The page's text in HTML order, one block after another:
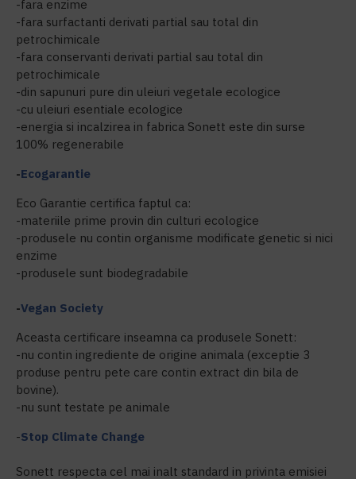
-fara enzime
-fara surfactanti derivati partial sau total din
petrochimicale
-fara conservanti derivati partial sau total din
petrochimicale
-din sapunuri pure din uleiuri vegetale ecologice
-cu uleiuri esentiale ecologice
-energia si incalzirea in fabrica Sonett este din surse
100% regenerabile
-Ecogarantie
Eco Garantie certifica faptul ca:
-materiile prime provin din culturi ecologice
-produsele nu contin organisme modificate genetic si nici
enzime
-produsele sunt biodegradabile
-Vegan Society
Aceasta certificare inseamna ca produsele Sonett:
-nu contin ingrediente de origine animala (exceptie 3
produse pentru pete care contin extract din bila de
bovine).
-nu sunt testate pe animale
-Stop Climate Change
Sonett respecta cel mai inalt standard in privinta emisiei